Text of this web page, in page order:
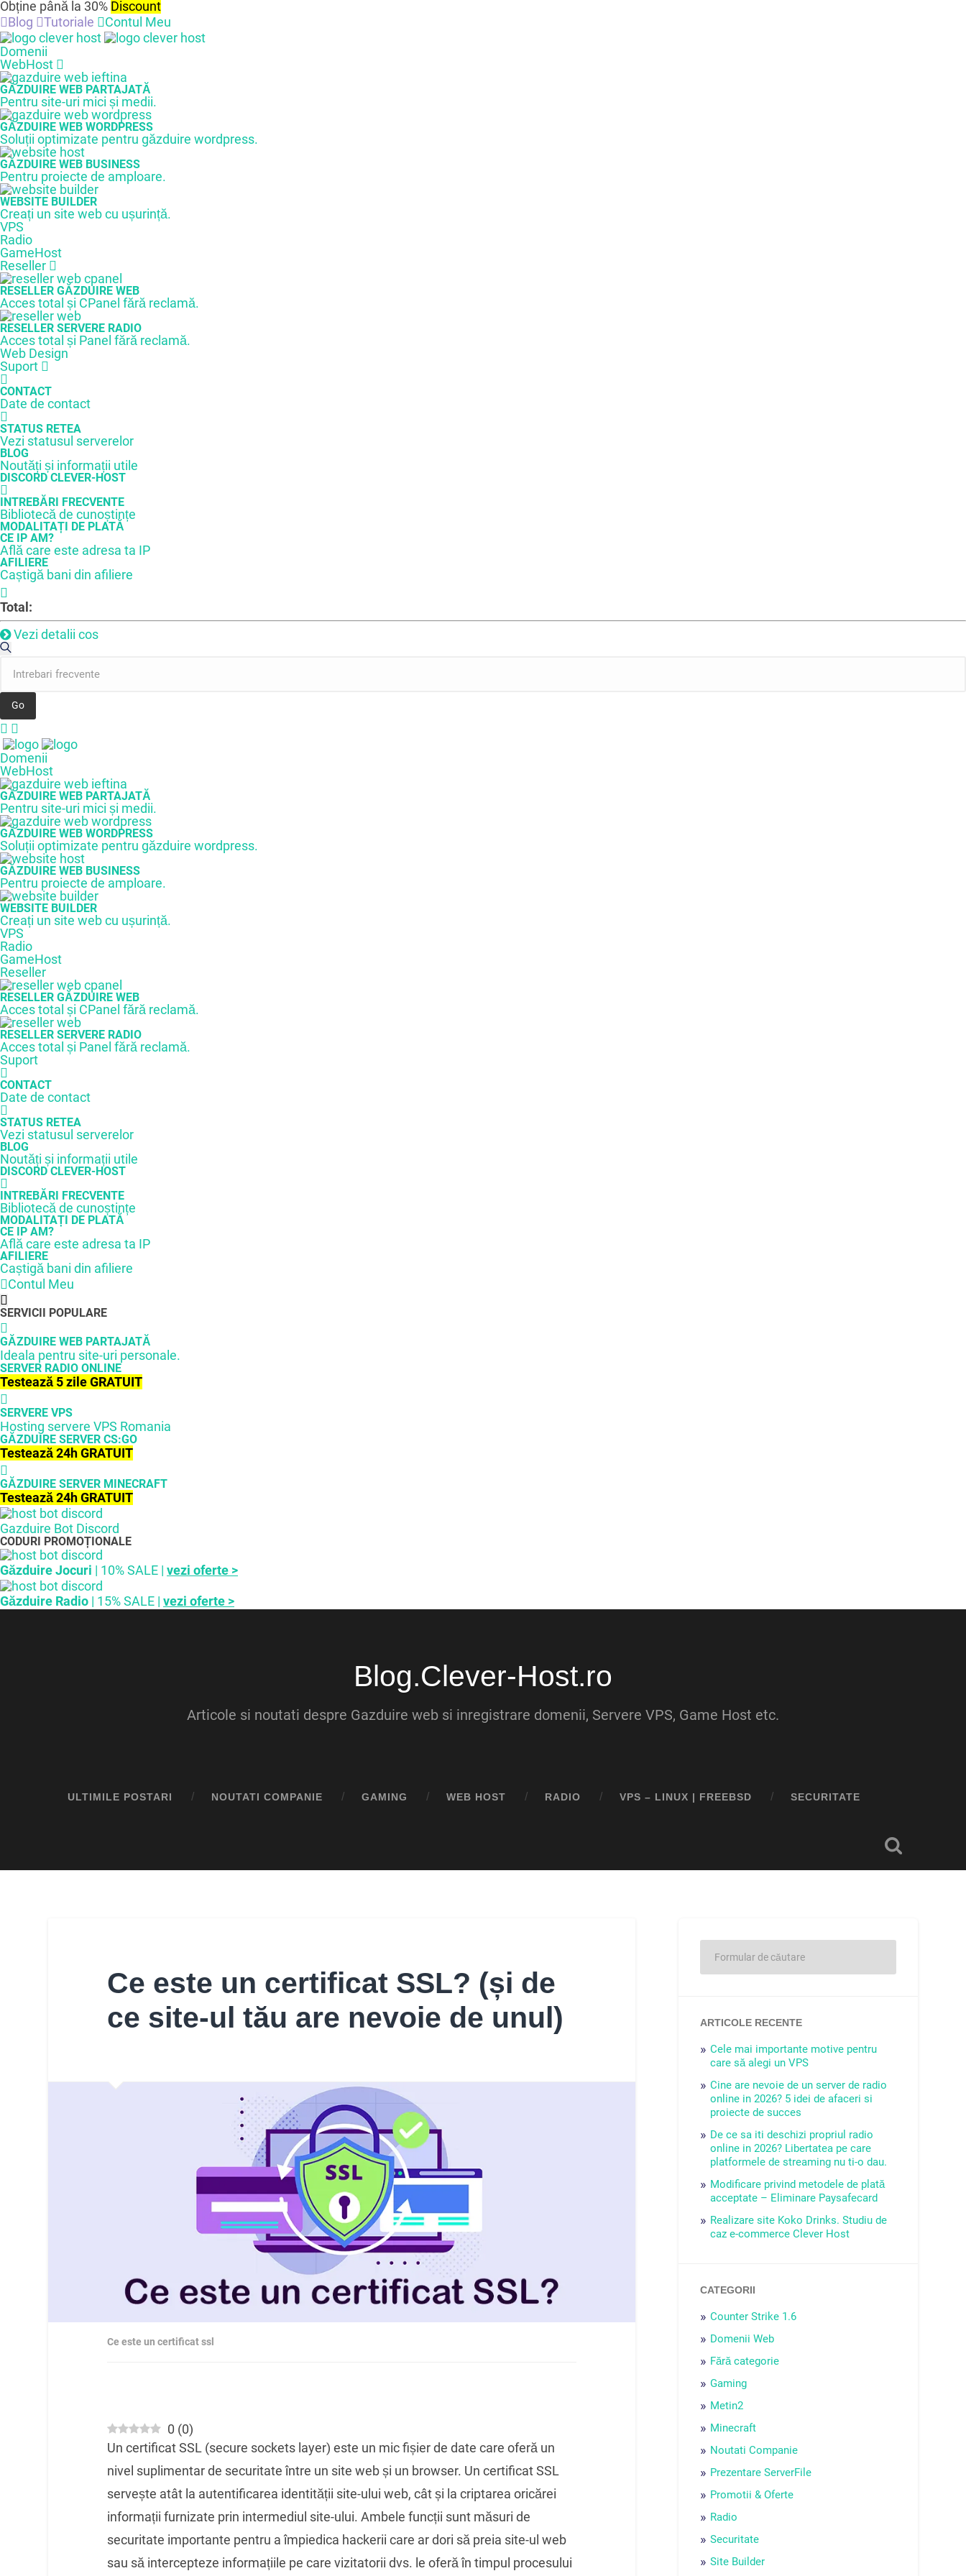
Obține până la 30% Discount
Blog
Tutoriale
Contul Meu
Domenii
WebHost
GĂZDUIRE WEB PARTAJATĂ
Pentru site-uri mici și medii.
GĂZDUIRE WEB WORDPRESS
Soluții optimizate pentru găzduire wordpress.
GĂZDUIRE WEB BUSINESS
Pentru proiecte de amploare.
WEBSITE BUILDER
Creați un site web cu ușurință.
VPS
Radio
GameHost
Reseller
RESELLER GĂZDUIRE WEB
Acces total și CPanel fără reclamă.
RESELLER SERVERE RADIO
Acces total și Panel fără reclamă.
Web Design
Suport
CONTACT
Date de contact
STATUS RETEA
Vezi statusul serverelor
BLOG
Noutăți și informații utile
DISCORD CLEVER-HOST
INTREBĂRI FRECVENTE
Bibliotecă de cunoștințe
MODALITAȚI DE PLATĂ
CE IP AM?
Află care este adresa ta IP
AFILIERE
Caștigă bani din afiliere
Total:
Vezi detalii cos
Domenii
WebHost
GĂZDUIRE WEB PARTAJATĂ
Pentru site-uri mici și medii.
GĂZDUIRE WEB WORDPRESS
Soluții optimizate pentru găzduire wordpress.
GĂZDUIRE WEB BUSINESS
Pentru proiecte de amploare.
WEBSITE BUILDER
Creați un site web cu ușurință.
VPS
Radio
GameHost
Reseller
RESELLER GĂZDUIRE WEB
Acces total și CPanel fără reclamă.
RESELLER SERVERE RADIO
Acces total și Panel fără reclamă.
Suport
CONTACT
Date de contact
STATUS RETEA
Vezi statusul serverelor
BLOG
Noutăți și informații utile
DISCORD CLEVER-HOST
INTREBĂRI FRECVENTE
Bibliotecă de cunoștințe
MODALITAȚI DE PLATĂ
CE IP AM?
Află care este adresa ta IP
AFILIERE
Caștigă bani din afiliere
Contul Meu
SERVICII POPULARE
GĂZDUIRE WEB PARTAJATĂ
Ideala pentru site-uri personale.
SERVER RADIO ONLINE
Testează 5 zile GRATUIT
SERVERE VPS
Hosting servere VPS Romania
GĂZDUIRE SERVER CS:GO
Testează 24h GRATUIT
GĂZDUIRE SERVER MINECRAFT
Testează 24h GRATUIT
Gazduire Bot Discord
CODURI PROMOȚIONALE
Găzduire Jocuri | 10% SALE | vezi oferte >
Găzduire Radio | 15% SALE | vezi oferte >
Blog.Clever-Host.ro
Articole si noutati despre Gazduire web si inregistrare domenii, Servere VPS, Game Host etc.
ULTIMILE POSTARI NOUTATI COMPANIE GAMING WEB HOST RADIO VPS – LINUX | FREEBSD SECURITATE
Ce este un certificat SSL? (și de
ce site-ul tău are nevoie de unul)
Ce este un certificat ssl
0 (0)
Un certificat SSL (secure sockets layer) este un mic fișier de date care oferă un
nivel suplimentar de securitate între un site web și un browser. Un certificat SSL
servește atât la autentificarea identității site-ului web, cât și la criptarea oricărei
informații furnizate prin intermediul site-ului. Ambele funcții sunt măsuri de
securitate importante pentru a împiedica hackerii care ar dori să preia site-ul web
sau să intercepteze informațiile pe care vizitatorii dvs. le oferă în timpul procesului
ARTICOLE RECENTE
Cele mai importante motive pentru
care să alegi un VPS
Cine are nevoie de un server de radio
online in 2026? 5 idei de afaceri si
proiecte de succes
De ce sa iti deschizi propriul radio
online in 2026? Libertatea pe care
platformele de streaming nu ti-o dau.
Modificare privind metodele de plată
acceptate – Eliminare Paysafecard
Realizare site Koko Drinks. Studiu de
caz e-commerce Clever Host
CATEGORII
Counter Strike 1.6
Domenii Web
Fără categorie
Gaming
Metin2
Minecraft
Noutati Companie
Prezentare ServerFile
Promotii & Oferte
Radio
Securitate
Site Builder